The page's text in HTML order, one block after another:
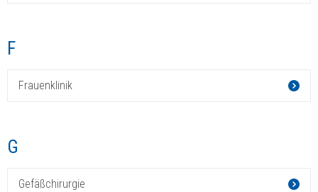
F
Frauenklinik
G
Gefäßchirurgie